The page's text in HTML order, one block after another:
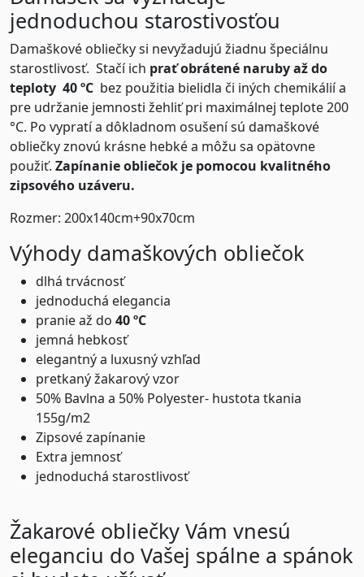
jednoduchou starostivosťou
Damaškové obliečky si nevyžadujú žiadnu špeciálnu
starostlivosť. Stačí ich prať obrátené naruby až do
teploty 40 ºC bez použitia bielidla či iných chemikálií a
pre udržanie jemnosti žehliť pri maximálnej teplote 200
°C. Po vypratí a dôkladnom osušení sú damaškové
obliečky znovú krásne hebké a môžu sa opätovne
použiť. Zapínanie obliečok je pomocou kvalitného
zipsového uzáveru.
Rozmer: 200x140cm+90x70cm
Výhody damaškových obliečok
dlhá trvácnosť
jednoduchá elegancia
pranie až do 40ºC
jemná hebkosť
elegantný a luxusný vzhľad
pretkaný žakarový vzor
50% Bavlna a 50% Polyester- hustota tkania
155g/m2
Zipsové zapínanie
Extra jemnosť
jednoduchá starostlivosť
Žakarové obliečky Vám vnesú
eleganciu do Vašej spálne a spánok